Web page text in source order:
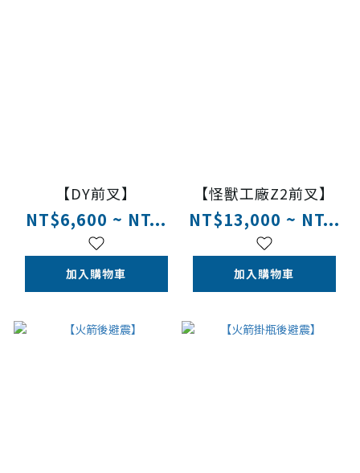
【DY前叉】
NT$6,600 ~ NT...
加入購物車
【怪獸工廠Z2前叉】
NT$13,000 ~ NT...
加入購物車